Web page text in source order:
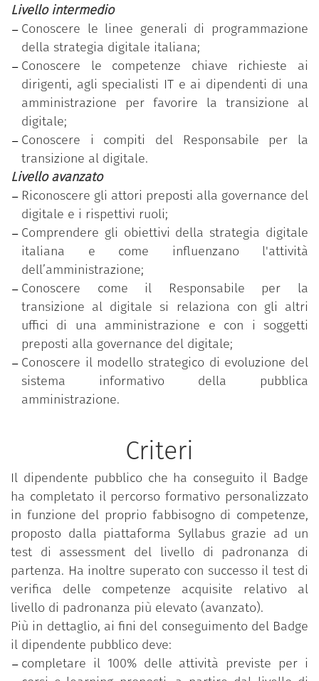
“Conoscere gli obiettivi della trasformazione
digitale”è una delle 11 competenze previste nel
programma“Competenze digitali per la PA”
Il dipendente pubblico che ha conseguito il Badge
ha partecipato al percorso formativo personalizzato
in funzione della rilevazione dell’effettivo
fabbisogno di competenze individuale ed ha
superato con successo il test di verifica delle
competenze acquisite, relativo al livello di
padronanza più elevato (avanzato).
Livello intermedio
Conoscere le linee generali di programmazione
della strategia digitale italiana;
Conoscere le competenze chiave richieste ai
dirigenti, agli specialisti IT e ai dipendenti di una
amministrazione per favorire la transizione al
digitale;
Conoscere i compiti del Responsabile per la
transizione al digitale.
Livello avanzato
Riconoscere gli attori preposti alla governance del
digitale e i rispettivi ruoli;
Comprendere gli obiettivi della strategia digitale
italiana e come influenzano l'attività
dell’amministrazione;
Conoscere come il Responsabile per la
transizione al digitale si relaziona con gli altri
uffici di una amministrazione e con i soggetti
preposti alla governance del digitale;
Conoscere il modello strategico di evoluzione del
sistema informativo della pubblica
amministrazione.
Criteri
Il dipendente pubblico che ha conseguito il Badge
ha completato il percorso formativo personalizzato
in funzione del proprio fabbisogno di competenze,
proposto dalla piattaforma Syllabus grazie ad un
test di assessment del livello di padronanza di
partenza. Ha inoltre superato con successo il test di
verifica delle competenze acquisite relativo al
livello di padronanza più elevato (avanzato).
Più in dettaglio, ai fini del conseguimento del Badge
il dipendente pubblico deve:
completare il 100% delle attività previste per i